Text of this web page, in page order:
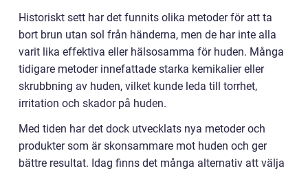
Historiskt sett har det funnits olika metoder för att ta
bort brun utan sol från händerna, men de har inte alla
varit lika effektiva eller hälsosamma för huden. Många
tidigare metoder innefattade starka kemikalier eller
skrubbning av huden, vilket kunde leda till torrhet,
irritation och skador på huden.
Med tiden har det dock utvecklats nya metoder och
produkter som är skonsammare mot huden och ger
bättre resultat. Idag finns det många alternativ att välja